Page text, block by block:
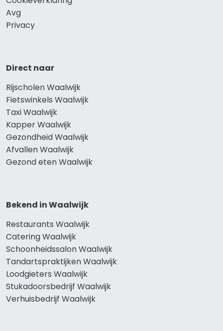
Avg
Privacy
Direct naar
Rijscholen Waalwijk
Fietswinkels Waalwijk
Taxi Waalwijk
Kapper Waalwijk
Gezondheid Waalwijk
Afvallen Waalwijk
Gezond eten Waalwijk
Bekend in Waalwijk
Restaurants Waalwijk
Catering Waalwijk
Schoonheidssalon Waalwijk
Tandartspraktijken Waalwijk
Loodgieters Waalwijk
Stukadoorsbedrijf Waalwijk
Verhuisbedrijf Waalwijk